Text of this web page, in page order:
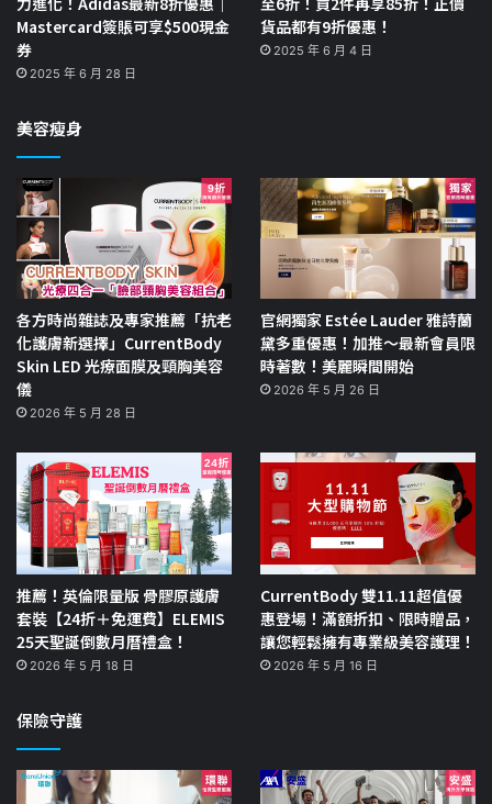
Mastercard簽賬可享$500現金
券
2025 年 6 月 28 日
貨品都有9折優惠！
2025 年 6 月 4 日
美容瘦身
各方時尚雜誌及專家推薦「抗老
化護膚新選擇」CurrentBody
Skin LED 光療面膜及頸胸美容
儀
2026 年 5 月 28 日
官網獨家 Estée Lauder 雅詩蘭
黛多重優惠！加推～最新會員限
時著數！美麗瞬間開始
2026 年 5 月 26 日
推薦！英倫限量版 骨膠原護膚
套裝【24折＋免運費】ELEMIS
25天聖誕倒數月曆禮盒！
2026 年 5 月 18 日
CurrentBody 雙11.11超值優
惠登場！滿額折扣、限時贈品，
讓您輕鬆擁有專業級美容護理！
2026 年 5 月 16 日
保險守護